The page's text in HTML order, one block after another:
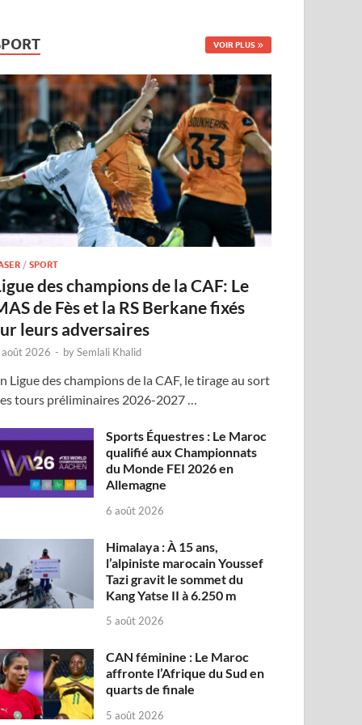
VOIR PLUS
/SPORT
des champions de la CAF: Le
de Fès et la RS Berkane fixés
leurs adversaires
2026 - bySemlali Khalid
Ligue des champions de la CAF, le tirage au sort
tours préliminaires 2026-2027 …
Sports Équestres : Le Maroc
qualifié aux Championnats
du Monde FEI 2026 en
Allemagne
6 août 2026
Himalaya : À 15 ans,
l’alpiniste marocain Youssef
Tazi gravit le sommet du
Kang Yatse II à 6.250 m
5 août 2026
CAN féminine : Le Maroc
affronte l’Afrique du Sud en
quarts de finale
5 août 2026